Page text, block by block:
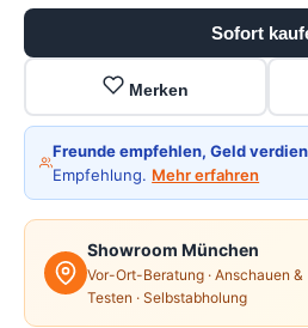
Sofort
Merken
Freunde empfehlen, Geld
Empfehlung. Mehr erfahren
Showroom München
Vor-Ort-Beratung · Anschauen &
Testen · Selbstabholung